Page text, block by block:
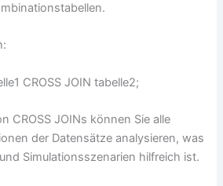
CROSS JOIN tabelle2;
CROSS JOINs können Sie alle
der Datensätze analysieren, was
Simulationsszenarien hilfreich ist.